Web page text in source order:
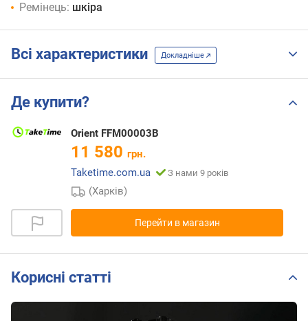
Ремінець: шкіра
Всі характеристики Докладніше
Де купити?
Orient FFM00003B
11 580 грн.
Taketime.com.ua
З нами 9 років
(Харків)
Перейти в магазин
Корисні статті